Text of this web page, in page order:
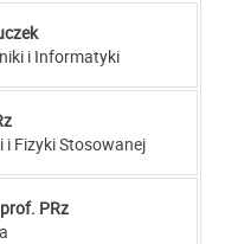
i Informatyki
i Fizyki Stosowanej
PRz